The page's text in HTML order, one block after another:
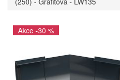
Akce -30 %